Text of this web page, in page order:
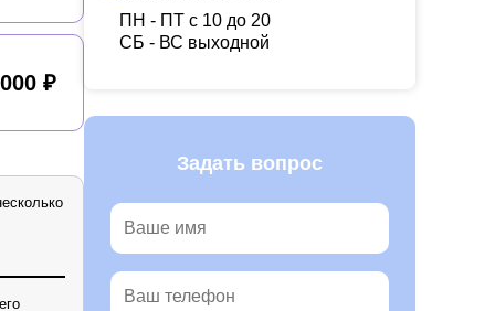
₽
ПН - ПТ с 10 до 20
CБ - ВС выходной
Задать вопрос